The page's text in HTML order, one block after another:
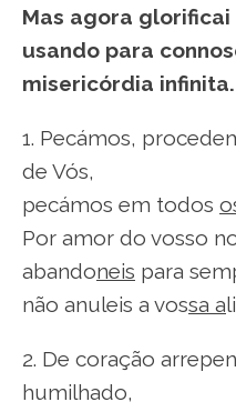
Mas agora glorificai
usando para
misericórdia infinita.
1. Pecámos,
de Vós,
pecámos em todos
Por amor do vosso
abandoneis para
não anuleis a vossa a
2. De coração
humilhado,